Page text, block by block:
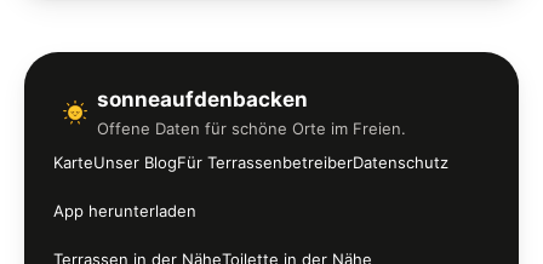
sonneaufdenbacken
Offene Daten für schöne Orte im Freien.
KarteUnser BlogFür TerrassenbetreiberDatenschutz
App herunterladen
Terrassen in der NäheToilette in der Nähe